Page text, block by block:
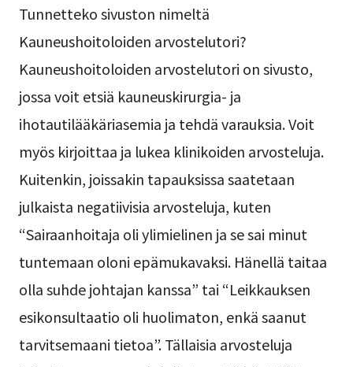
Tunnetteko sivuston nimeltä
Kauneushoitoloiden arvostelutori?
Kauneushoitoloiden arvostelutori on sivusto,
jossa voit etsiä kauneuskirurgia- ja
ihotautilääkäriasemia ja tehdä varauksia. Voit
myös kirjoittaa ja lukea klinikoiden arvosteluja.
Kuitenkin, joissakin tapauksissa saatetaan
julkaista negatiivisia arvosteluja, kuten
“Sairaanhoitaja oli ylimielinen ja se sai minut
tuntemaan oloni epämukavaksi. Hänellä taitaa
olla suhde johtajan kanssa” tai “Leikkauksen
esikonsultaatio oli huolimaton, enkä saanut
tarvitsemaani tietoa”. Tällaisia arvosteluja